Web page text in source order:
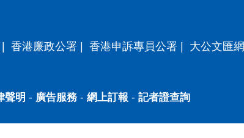
香港廉政公署 香港申訴專員公署 大公文匯網
聲明 - 廣告服務- 網上訂報 - 記者證查詢